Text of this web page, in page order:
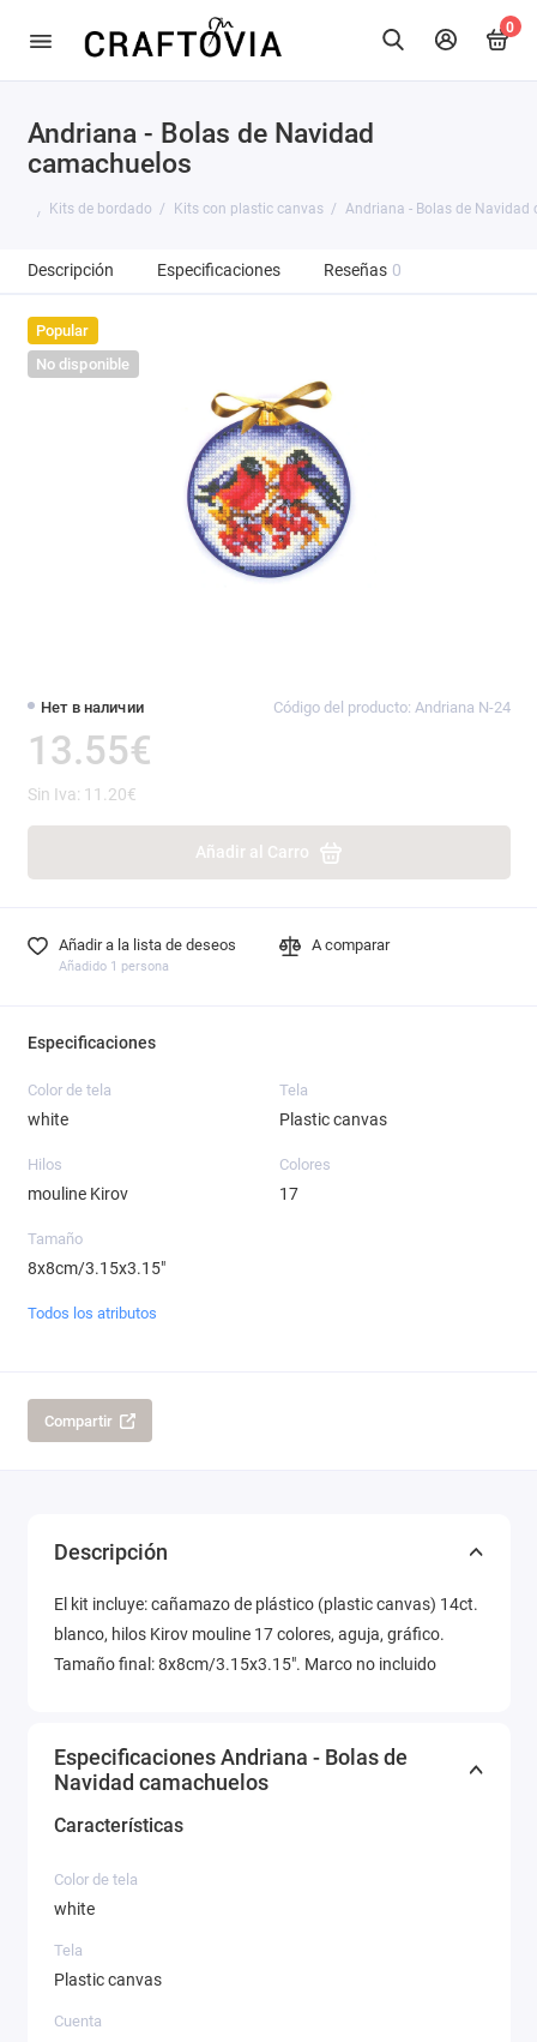
0
Andriana - Bolas de Navidad
camachuelos
Kits de bordado Kits con plastic canvas Andriana - Bolas de Navidad
Descripción Especificaciones Reseñas 0
Popular
No disponible
Нет в наличии Código del producto: Andriana N-24
13.55€
Sin Iva: 11.20€
Añadir al Carro
Añadir a la lista de deseos
Añadido 1 persona
A comparar
Especificaciones
Color de tela
white
Tela
Plastic canvas
Hilos
mouline Kirov
Colores
17
Tamaño
8x8cm/3.15x3.15"
Todos los atributos
Compartir
Descripción
El kit incluye: cañamazo de plástico (plastic canvas) 14ct.
blanco, hilos Kirov mouline 17 colores, aguja, gráfico.
Tamaño final: 8x8cm/3.15x3.15". Marco no incluido
Especificaciones Andriana - Bolas de
Navidad camachuelos
Características
Color de tela
white
Tela
Plastic canvas
Cuenta